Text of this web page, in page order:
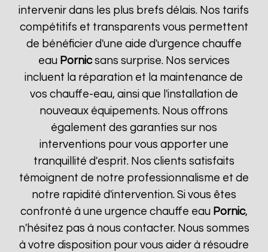
intervenir dans les plus brefs délais. Nos tarifs
compétitifs et transparents vous permettent
de bénéficier d'une aide d'urgence chauffe
eau Pornicsans surprise. Nos services
incluent la réparation et la maintenance de
vos chauffe-eau, ainsi que l'installation de
nouveaux équipements. Nous offrons
également des garanties sur nos
interventions pour vous apporter une
tranquillité d'esprit. Nos clients satisfaits
témoignent de notre professionnalisme et de
notre rapidité d'intervention. Si vous êtes
confronté à une urgence chauffe eau Pornic,
n'hésitez pas à nous contacter. Nous sommes
à votre disposition pour vous aider à résoudre